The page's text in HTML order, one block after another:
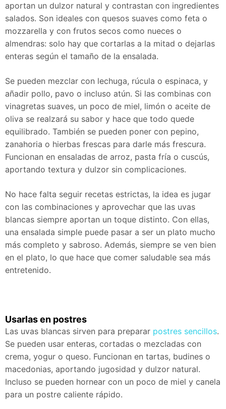
aportan un dulzor natural y contrastan con ingredientes
salados. Son ideales con quesos suaves como feta o
mozzarella y con frutos secos como nueces o
almendras: solo hay que cortarlas a la mitad o dejarlas
enteras según el tamaño de la ensalada.
Se pueden mezclar con lechuga, rúcula o espinaca, y
añadir pollo, pavo o incluso atún. Si las combinas con
vinagretas suaves, un poco de miel, limón o aceite de
oliva se realzará su sabor y hace que todo quede
equilibrado. También se pueden poner con pepino,
zanahoria o hierbas frescas para darle más frescura.
Funcionan en ensaladas de arroz, pasta fría o cuscús,
aportando textura y dulzor sin complicaciones.
No hace falta seguir recetas estrictas, la idea es jugar
con las combinaciones y aprovechar que las uvas
blancas siempre aportan un toque distinto. Con ellas,
una ensalada simple puede pasar a ser un plato mucho
más completo y sabroso. Además, siempre se ven bien
en el plato, lo que hace que comer saludable sea más
entretenido.
Usarlas en postres
Las uvas blancas sirven para preparar postres sencillos.
Se pueden usar enteras, cortadas o mezcladas con
crema, yogur o queso. Funcionan en tartas, budines o
macedonias, aportando jugosidad y dulzor natural.
Incluso se pueden hornear con un poco de miel y canela
para un postre caliente rápido.